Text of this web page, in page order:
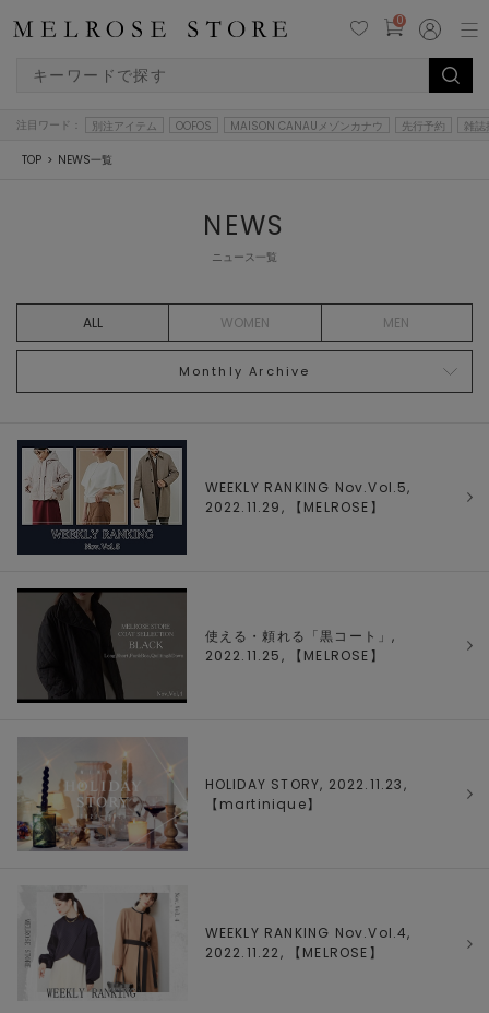
0
注目ワード： 別注アイテム OOFOS MAISON CANAUメゾンカナウ 先行予約 雑誌
TOP NEWS一覧
NEWS
ニュース一覧
ALL WOMEN MEN
Monthly Archive
WEEKLY RANKING Nov.Vol.5,
2022.11.29, 【 MELROSE 】
使える・頼れる「黒コート」,
2022.11.25, 【 MELROSE 】
HOLIDAY STORY, 2022.11.23,
【 martinique】
WEEKLY RANKING Nov.Vol.4,
2022.11.22, 【 MELROSE 】